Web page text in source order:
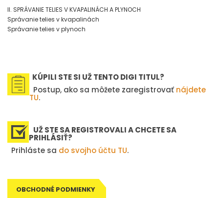
II. SPRÁVANIE TELIES V KVAPALINÁCH A PLYNOCH
Správanie telies v kvapalinách
Správanie telies v plynoch
KÚPILI STE SI UŽ TENTO DIGI TITUL?
Postup, ako sa môžete zaregistrovať nájdete
TU.
UŽ STE SA REGISTROVALI A CHCETE SA
PRIHLÁSIŤ?
Prihláste sa do svojho účtu TU.
OBCHODNÉ PODMIENKY